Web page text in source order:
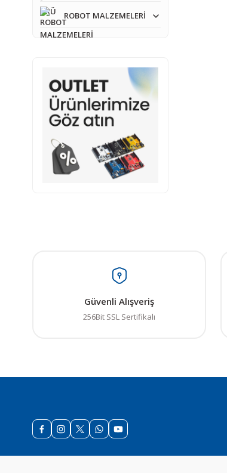
ROBOT MALZEMELERİ
Güvenli Alışveriş
256Bit SSL Sertifikalı